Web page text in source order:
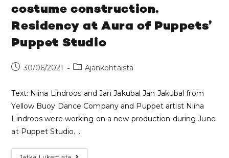
costume construction.
Residency at Aura of Puppets’
Puppet Studio
30/06/2021 Ajankohtaista
Text: Niina Lindroos and Jan Jakubal Jan Jakubal from
Yellow Buoy Dance Company and Puppet artist Niina
Lindroos were working on a new production during June
at Puppet Studio. …